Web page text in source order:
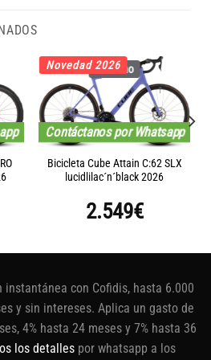
Carbono
Contáctanos por Whatsapp
Novedad 2026
Bicicleta Cube Attain C:62 SLX
lucidlilac´n´black 2026
2.549€
con Cofidis, hasta 6.000
y sin intereses. Aplica un gasto de
4% hasta 24 meses y 7% hasta 36
los detallespor whatsapp a los